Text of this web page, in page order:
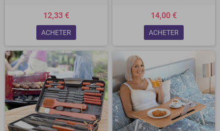
12,33 €
ACHETER
14,00 €
ACHETER